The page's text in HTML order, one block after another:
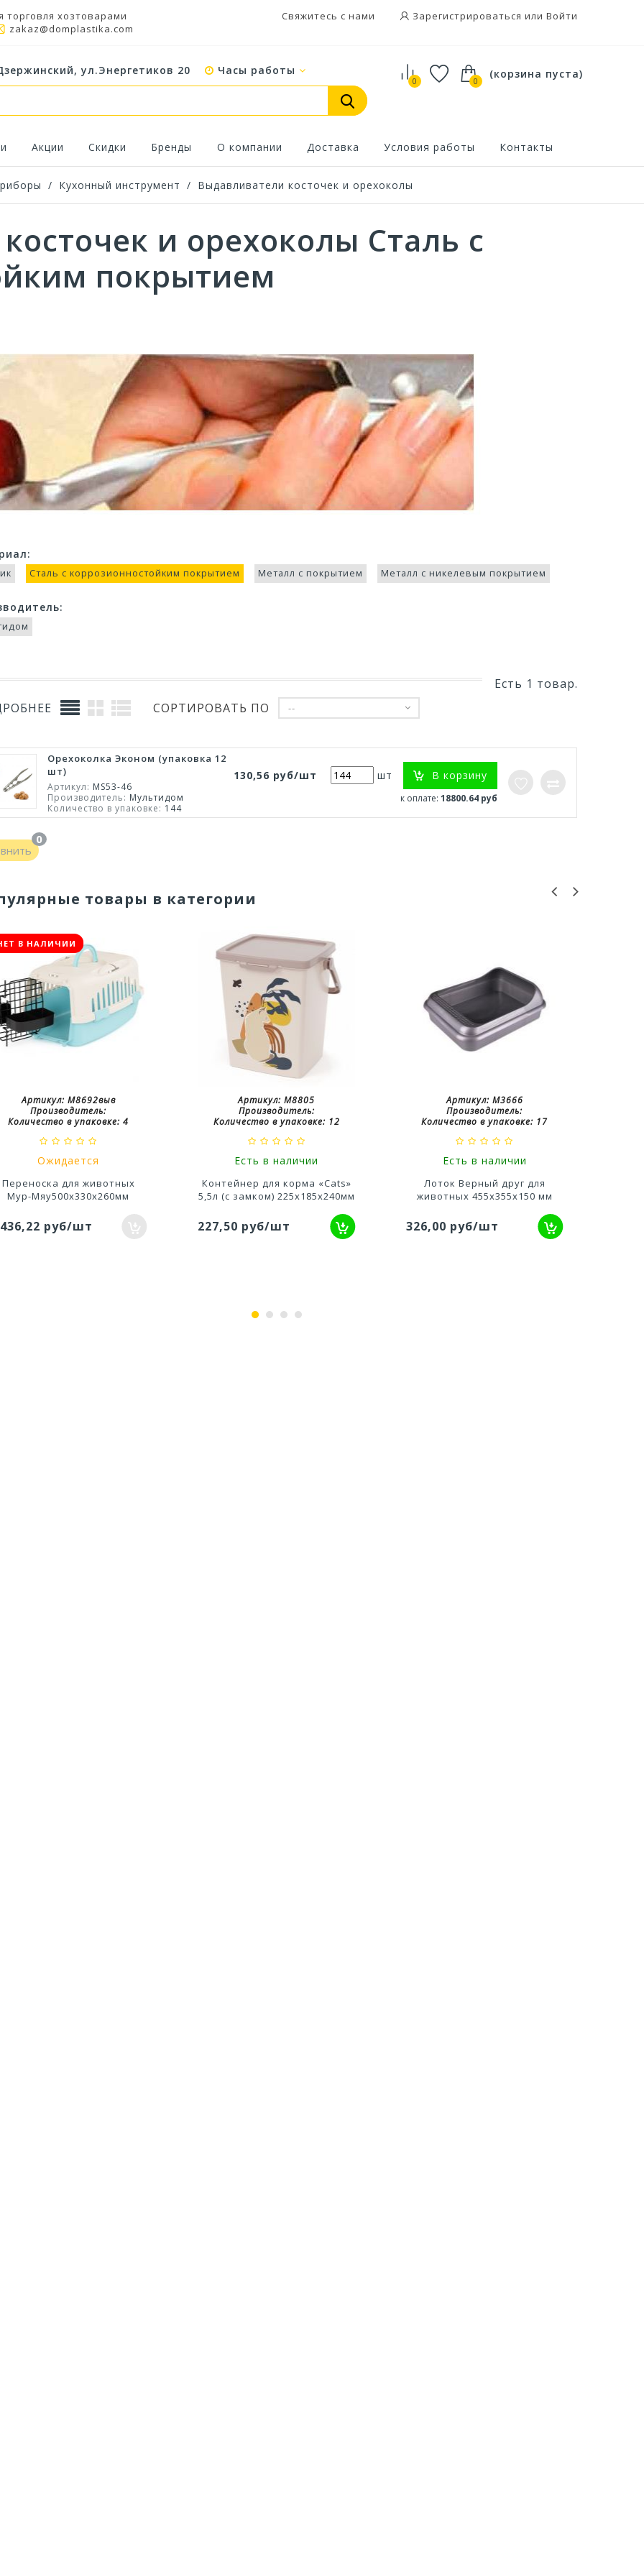
Свяжитесь с нами Зарегистрироваться или Войти
торговля хозтоварами
zakaz@domplastika.com
0
(корзина пуста)
0
ул.Энергетиков 20 Часы работы
Акции Скидки Бренды О компании Доставка Условия работы Контакты
/ Кухонный инструмент / Выдавливатели косточек и орехоколы
и орехоколы Сталь с
покрытием
Сталь с коррозионностойким покрытием Металл с покрытием Металл с никелевым покрытием
Есть 1 товар.
СОРТИРОВАТЬ ПО --
Орехоколка Эконом (упаковка 12
шт)
Артикул: MS53-46
Производитель: Мультидом
Количество в упаковке: 144
130,56 руб/шт шт В корзину
к оплате:18800.64 руб
0
товары в категории
Артикул: М8692выв
Производитель:
Количество в упаковке: 4
В НАЛИЧИИ
Ожидается
Переноска для животных
Мур-Мяу500х330х260мм
руб/шт
Артикул: М8805
Производитель:
Количество в упаковке: 12
Есть в наличии
Контейнер для корма «Cats»
5,5л (с замком) 225х185х240мм
227,50 руб/шт
Артикул: М3666
Производитель:
Количество в упаковке: 17
Есть в наличии
Лоток Верный друг для
животных 455х355х150 мм
326,00 руб/шт